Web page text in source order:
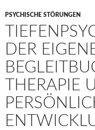
PSYCHISCHE STÖRUNGEN
DER
THERAPIE